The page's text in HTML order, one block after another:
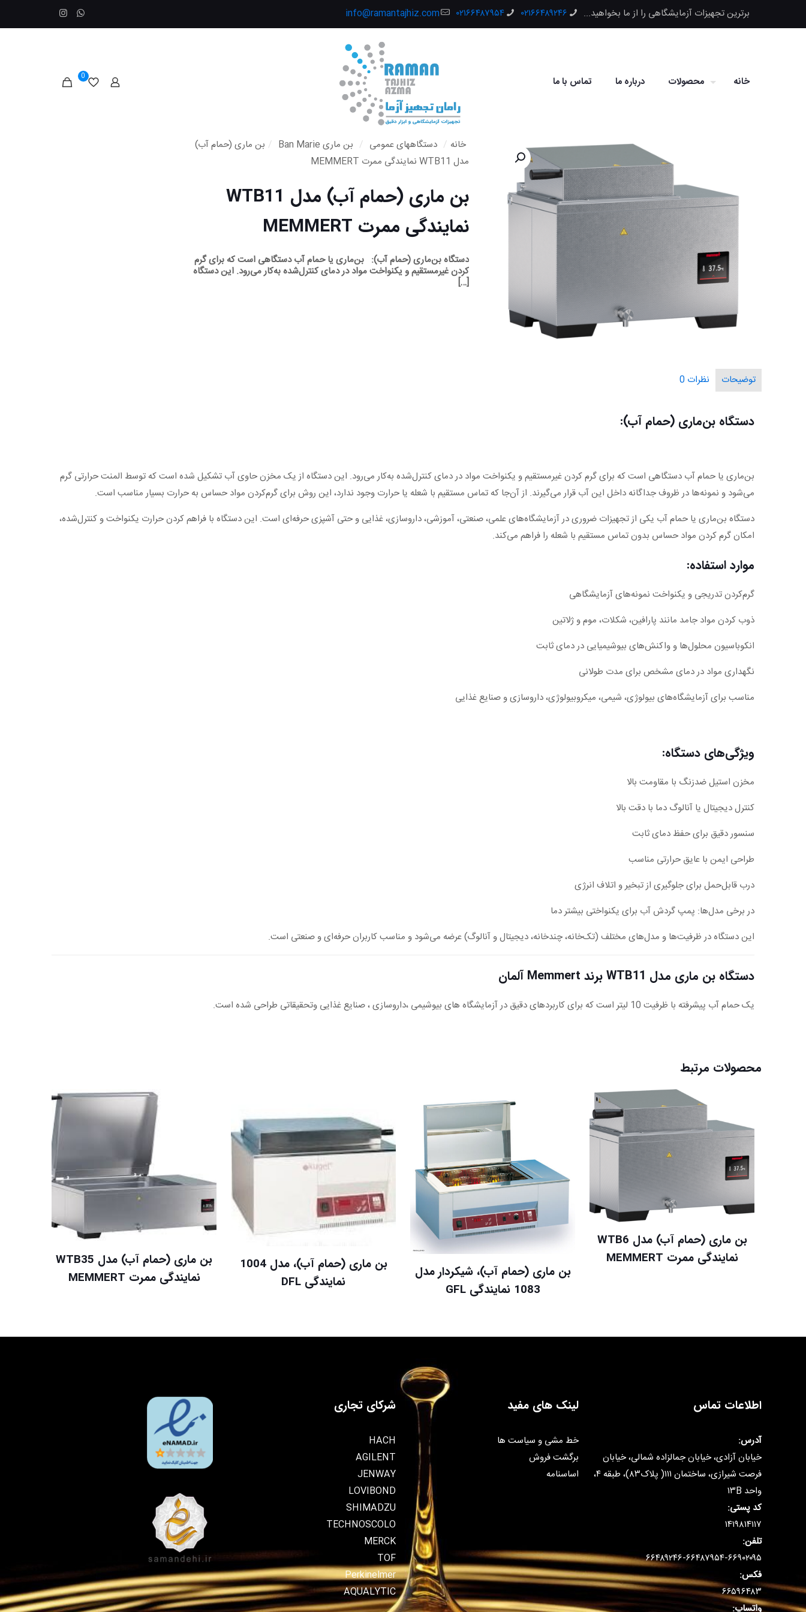
برترین تجهیزات آزمایشگاهی را از ما بخواهید... ۰۲۱۶۶۴۸۹۲۴۶ ۰۲۱۶۶۴۸۷۹۵۴ info@ramantajhiz.com
خانه محصولات درباره ما تماس با ما 0
خانه / دستگاههای عمومی / بن ماری Ban Marie / بن ماری (حمام آب)
مدل WTB11 نمایندگی ممرت MEMMERT
بن ماری (حمام آب) مدل WTB11
نمایندگی ممرت MEMMERT
دستگاه بن‌ماری (حمام آب): بن‌ماری یا حمام آب دستگاهی است که برای گرم
کردن غیرمستقیم و یکنواخت مواد در دمای کنترل‌شده به‌کار می‌رود. این دستگاه
[…]
توضیحات نظرات 0
دستگاه بن‌ماری (حمام آب):
بن‌ماری یا حمام آب دستگاهی است که برای گرم کردن غیرمستقیم و یکنواخت مواد در دمای کنترل‌شده به‌کار می‌رود. این دستگاه از یک مخزن حاوی آب تشکیل شده است که توسط المنت حرارتی گرم
می‌شود و نمونه‌ها در ظروف جداگانه داخل این آب قرار می‌گیرند. از آن‌جا که تماس مستقیم با شعله یا حرارت وجود ندارد، این روش برای گرم‌کردن مواد حساس به حرارت بسیار مناسب است.
دستگاه بن‌ماری یا حمام آب یکی از تجهیزات ضروری در آزمایشگاه‌های علمی، صنعتی، آموزشی، داروسازی، غذایی و حتی آشپزی حرفه‌ای است. این دستگاه با فراهم کردن حرارت یکنواخت و کنترل‌شده،
امکان گرم‌ کردن مواد حساس بدون تماس مستقیم با شعله را فراهم می‌کند.
موارد استفاده:
گرم‌کردن تدریجی و یکنواخت نمونه‌های آزمایشگاهی
ذوب کردن مواد جامد مانند پارافین، شکلات، موم و ژلاتین
انکوباسیون محلول‌ها و واکنش‌های بیوشیمیایی در دمای ثابت
نگهداری مواد در دمای مشخص برای مدت طولانی
مناسب برای آزمایشگاه‌های بیولوژی، شیمی، میکروبیولوژی، داروسازی و صنایع غذایی
ویژگی‌های دستگاه:
مخزن استیل ضدزنگ با مقاومت بالا
کنترل دیجیتال یا آنالوگ دما با دقت بالا
سنسور دقیق برای حفظ دمای ثابت
طراحی ایمن با عایق حرارتی مناسب
درب قابل‌حمل برای جلوگیری از تبخیر و اتلاف انرژی
در برخی مدل‌ها: پمپ گردش آب برای یکنواختی بیشتر دما
این دستگاه در ظرفیت‌ها و مدل‌های مختلف (تک‌خانه، چندخانه، دیجیتال و آنالوگ) عرضه می‌شود و مناسب کاربران حرفه‌ای و صنعتی است.
دستگاه بن ماری مدل WTB11 برند Memmert آلمان
یک حمام آب پیشرفته با ظرفیت 10 لیتر است که برای کاربردهای دقیق در آزمایشگاه های بیوشیمی ،داروسازی ، صنایع غذایی وتحقیقاتی طراحی شده است.
محصولات مرتبط
بن ماری (حمام آب) مدل WTB6
نمایندگی ممرت MEMMERT
بن ماری (حمام آب)، شیکردار مدل
1083 نمایندگی GFL
بن ماری (حمام آب)، مدل 1004
نمایندگی DFL
بن ماری (حمام آب) مدل WTB35
نمایندگی ممرت MEMMERT
اطلاعات تماس
آدرس:
خیابان آزادی، خیابان جمالزاده شمالی، خیابان
فرصت شیرازی، ساختمان ۱۱۱( پلاک۸۳)، طبقه ۴،
واحد ۱۳B
کد پستی:
۱۴۱۹۸۱۴۱۱۷
تلفن:
۶۶۴۸۹۲۴۶-۶۶۴۸۷۹۵۴-۶۶۹۰۲۰۹۵
فکس:
۶۶۵۹۶۴۸۳
واتساپ:
لینک های مفید
خط مشی و سیاست ها
برگشت فروش
اساسنامه
شرکای تجاری
HACH
AGILENT
JENWAY
LOVIBOND
SHIMADZU
TECHNOSCOLO
MERCK
TOF
Perkinelmer
AQUALYTIC